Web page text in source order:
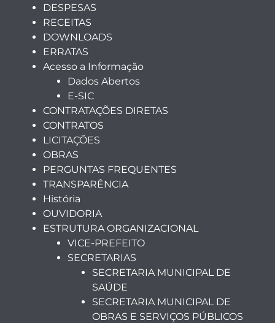
DESPESAS
RECEITAS
DOWNLOADS
ERRATAS
Acesso a Informação
Dados Abertos
E-SIC
CONTRATAÇÕES DIRETAS
CONTRATOS
LICITAÇÕES
OBRAS
PERGUNTAS FREQUENTES
TRANSPARÊNCIA
História
OUVIDORIA
ESTRUTURA ORGANIZACIONAL
VICE-PREFEITO
SECRETARIAS
SECRETARIA MUNICIPAL DE
SAÚDE
SECRETARIA MUNICIPAL DE
OBRAS E SERVIÇOS PÚBLICOS